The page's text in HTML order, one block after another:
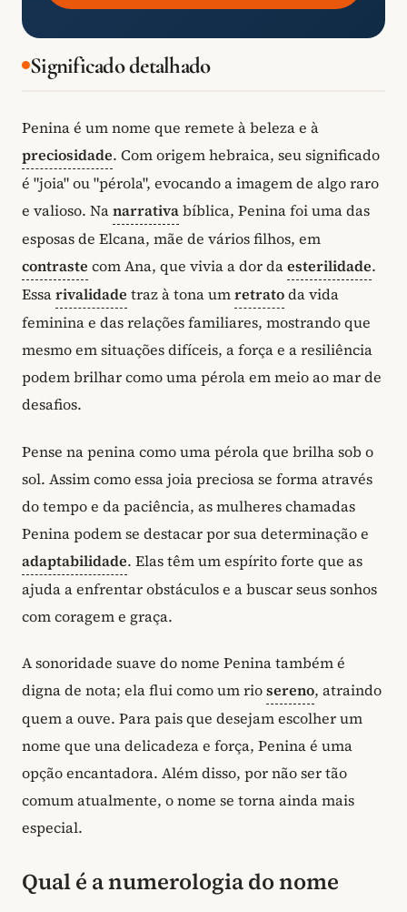
Significado detalhado
Penina é um nome que remete à beleza e à
preciosidade. Com origem hebraica, seu significado
é "joia" ou "pérola", evocando a imagem de algo raro
e valioso. Nanarrativabíblica, Penina foi uma das
esposas de Elcana, mãe de vários filhos, em
contraste com Ana, que vivia a dor daesterilidade.
Essarivalidade traz à tona umretratoda vida
feminina e das relações familiares, mostrando que
mesmo em situações difíceis, a força e a resiliência
podem brilhar como uma pérola em meio ao mar de
desafios.
Pense na penina como uma pérola que brilha sob o
sol. Assim como essa joia preciosa se forma através
do tempo e da paciência, as mulheres chamadas
Penina podem se destacar por sua determinação e
adaptabilidade. Elas têm um espírito forte que as
ajuda a enfrentar obstáculos e a buscar seus sonhos
com coragem e graça.
A sonoridade suave do nome Penina também é
digna de nota; ela flui como um riosereno, atraindo
quem a ouve. Para pais que desejam escolher um
nome que una delicadeza e força, Penina é uma
opção encantadora. Além disso, por não ser tão
comum atualmente, o nome se torna ainda mais
especial.
Qual é a numerologia do nome